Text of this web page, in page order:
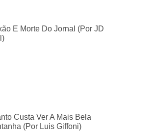
E Morte Do Jornal (por JD
Custa Ver A Mais Bela
(por Luis Giffoni)